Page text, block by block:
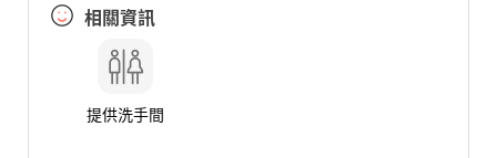
相關資訊
提供洗手間